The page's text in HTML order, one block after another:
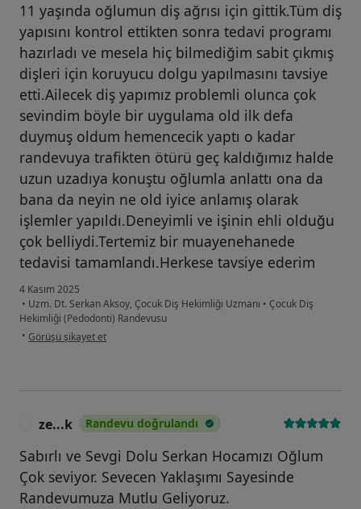
11 yaşında oğlumun diş ağrısı için gittik.Tüm diş
yapısını kontrol ettikten sonra tedavi programı
hazırladı ve mesela hiç bilmediğim sabit çıkmış
dişleri için koruyucu dolgu yapılmasını tavsiye
etti.Ailecek diş yapımız problemli olunca çok
sevindim böyle bir uygulama old ilk defa
duymuş oldum hemencecik yaptı o kadar
randevuya trafikten ötürü geç kaldığımız halde
uzun uzadıya konuştu oğlumla anlattı ona da
bana da neyin ne old iyice anlamış olarak
işlemler yapıldı.Deneyimli ve işinin ehli olduğu
çok belliydi.Tertemiz bir muayenehanede
tedavisi tamamlandı.Herkese tavsiye ederim
4 Kasım 2025
• Uzm. Dt. Serkan Aksoy, Çocuk Diş Hekimliği Uzmanı • Çocuk Diş
Hekimliği (Pedodonti) Randevusu
• kullanıcının görüşüne göre ed....
Görüşü şikayet et
ze...k Randevu doğrulandı
Sabırlı ve Sevgi Dolu Serkan Hocamızı Oğlum
Çok seviyor. Sevecen Yaklaşımı Sayesinde
Randevumuza Mutlu Geliyoruz.